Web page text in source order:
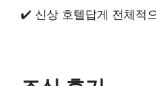
✔️ 신상 호텔답게 전체적